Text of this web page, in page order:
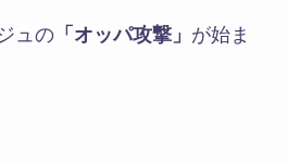
ュの「オッパ攻撃」 が始ま